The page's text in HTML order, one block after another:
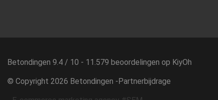
Betondingen 9.4 / 10 - 11.579 beoordelingen op KiyOh
© Copyright 2026 Betondingen - Partnerbijdrage